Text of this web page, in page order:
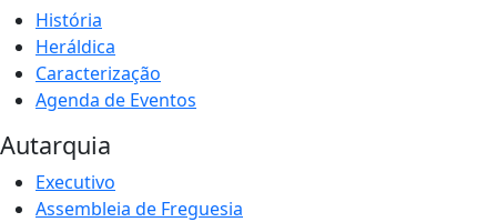
História
Heráldica
Caracterização
Agenda de Eventos
Autarquia
Executivo
Assembleia de Freguesia